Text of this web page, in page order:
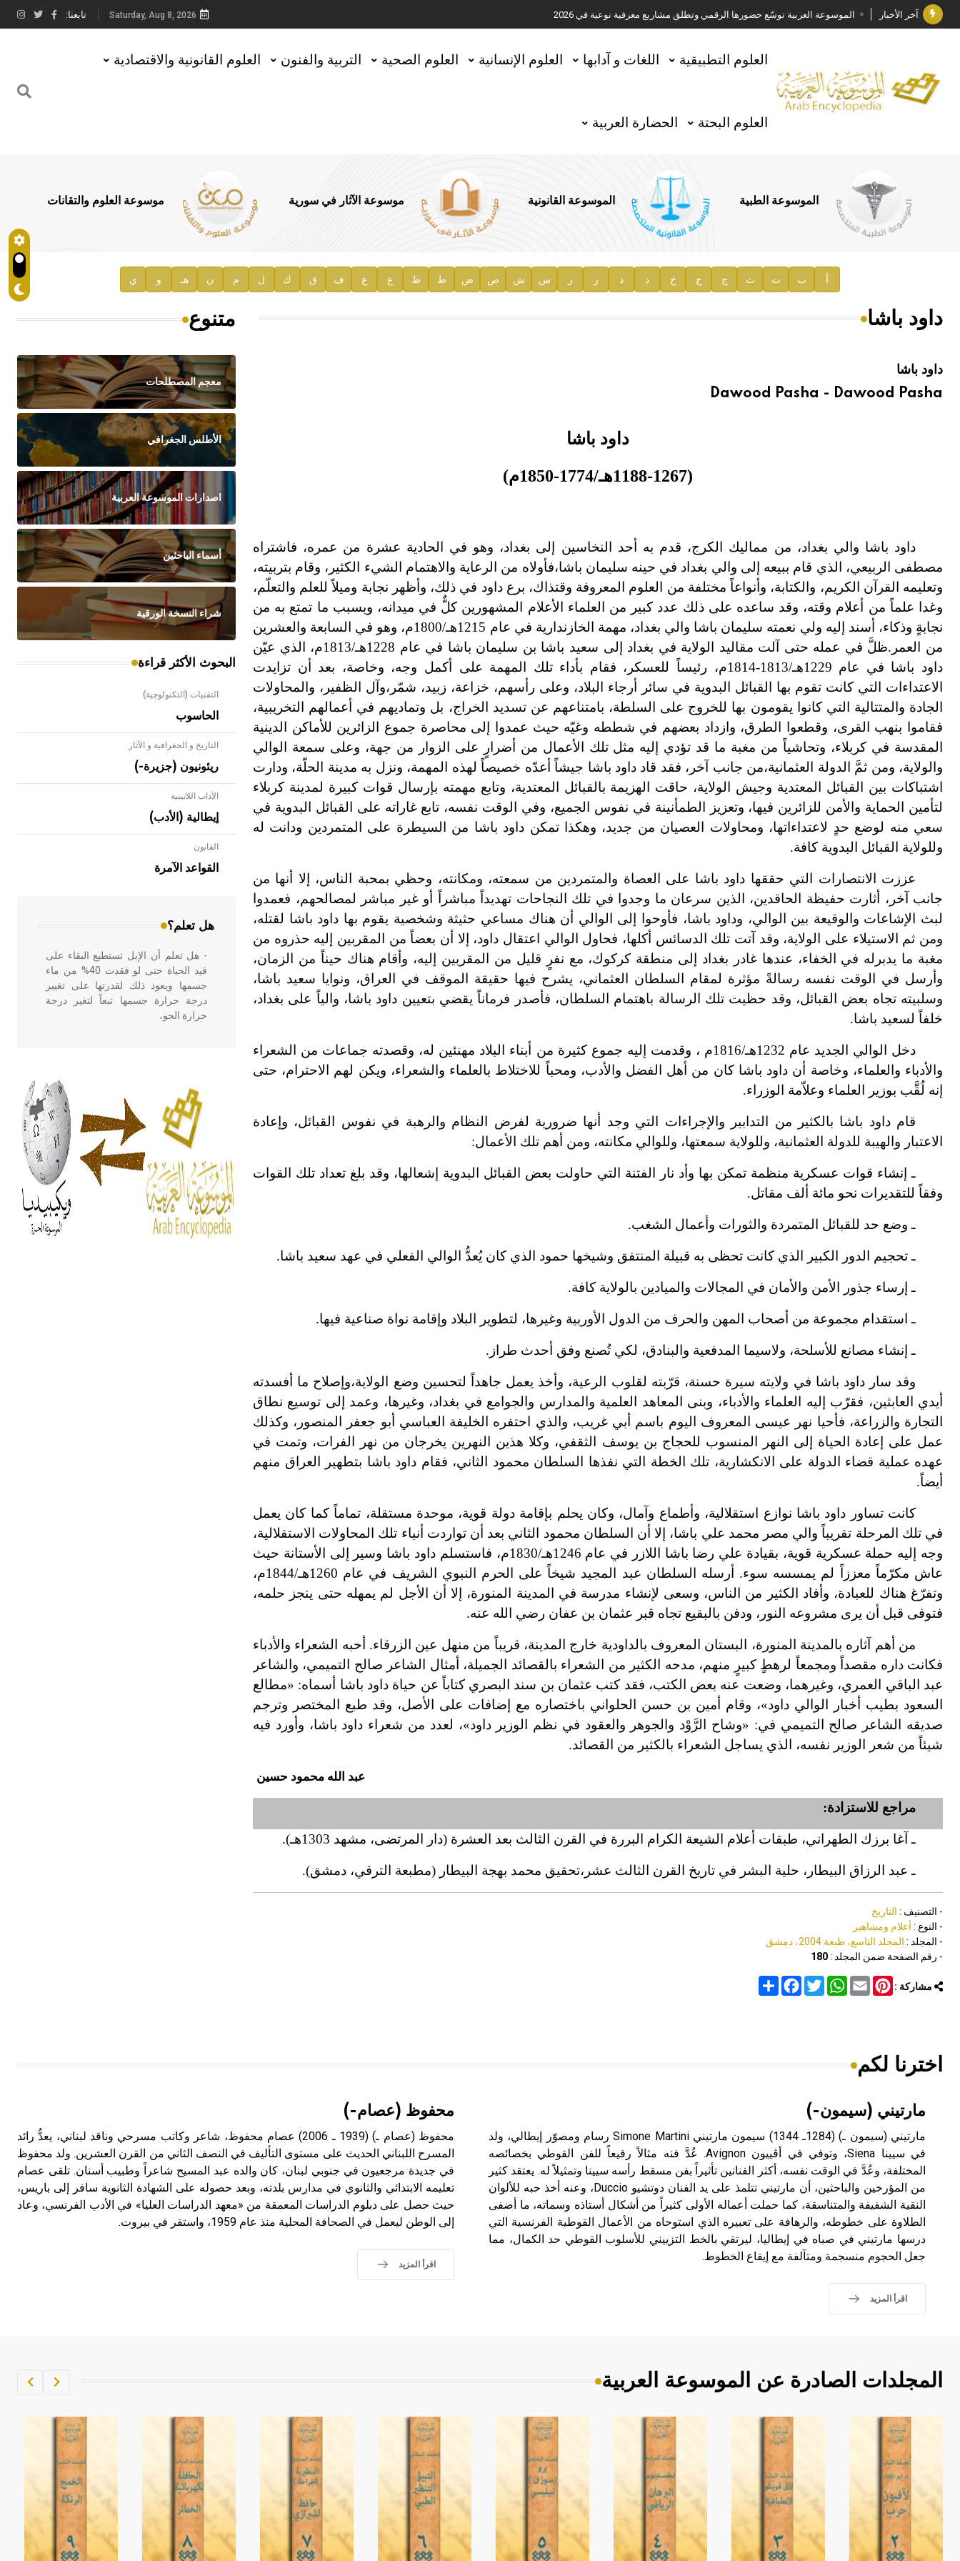
آخر الأخبار الموسوعة العربية توسّع حضورها الرقمي وتطلق مشاريع معرفية نوعية في 2026
جائزة مجمع الملك سلمان العالمي للغة العربية 2025
الأستاذ إياد خالد الطباع مدير عام لهيئة الموسوعة العربية
السيد محمد ياسين صالح وزيرا للثقافة
توصيات مجلس الإدارة
صدور المجلد السابع من موسوعة الآثار في سورية
إعلان..
Saturday, Aug 8, 2026 تابعنا:
العلوم التطبيقية اللغات و آدابها العلوم الإنسانية العلوم الصحية التربية والفنون العلوم القانونية والاقتصادية
العلوم البحتة الحضارة العربية
الموسوعة الطبية الموسوعة القانونية موسوعة الآثار في سورية موسوعة العلوم والتقانات
أ ب ت ث ج ح خ د ذ ر ز س ش ص ض ط ظ ع غ ف ق ك ل م ن هـ و ي
داود باشا
داود باشا
Dawood Pasha - Dawood Pasha
داود باشا
(1188
-1267هـ/1774 -1850م)
داود باشا والي بغداد، من مماليك الكرج، قدم به أحد النخاسين إلى بغداد، وهو في الحادية عشرة من عمره، فاشتراه
مصطفى الربيعي، الذي قام ببيعه إلى والي بغداد في حينه سليمان باشا،فأولاه من الرعاية والاهتمام الشيء الكثير، وقام بتربيته،
وتعليمه القرآن الكريم، والكتابة، وأنواعاً مختلفة من العلوم المعروفة وقتذاك، برع داود في ذلك، وأظهر نجابة وميلاً للعلم والتعلّم،
وغدا علماً من أعلام وقته، وقد ساعده على ذلك عدد كبير من العلماء الأعلام المشهورين كلٌّ في ميدانه، وبسبب ما تمتع به من
نجابةٍ وذكاء، أسند إليه ولي نعمته سليمان باشا والي بغداد، مهمة الخازندارية في عام 1215هـ/1800م، وهو في السابعة والعشرين
من العمر.
ظلَّ في عمله حتى آلت مقاليد الولاية في بغداد إلى سعيد باشا بن سليمان باشا في عام 1228هـ/1813م، الذي عيّن
داود باشا في عام 1229هـ/1813
-
1814م، رئيساً للعسكر، فقام بأداء تلك المهمة على أكمل وجه، وخاصة، بعد أن تزايدت
الاعتداءات التي كانت تقوم بها القبائل البدوية في سائر أرجاء البلاد، وعلى رأسهم، خزاعة، زبيد، شمّر،وآل الظفير، والمحاولات
الجادة والمتتالية التي كانوا يقومون بها للخروج على السلطة، بامتناعهم عن تسديد الخراج، بل وتماديهم في أعمالهم التخريبية،
فقاموا بنهب القرى، وقطعوا الطرق، وازداد بعضهم في شططه وغيّه حيث عمدوا إلى محاصرة جموع الزائرين للأماكن الدينية
المقدسة في كربلاء، وتحاشياً من مغبة ما قد تؤدي إليه مثل تلك الأعمال من أضرارٍ على الزوار من جهة، وعلى سمعة الوالي
والولاية، ومن ثمَّ الدولة العثمانية،من جانب آخر، فقد قاد داود باشا جيشاً أعدّه خصيصاً لهذه المهمة، ونزل به مدينة الحلّة، ودارت
اشتباكات بين القبائل المعتدية وجيش الولاية، حاقت الهزيمة بالقبائل المعتدية، وتابع مهمته بإرسال قوات كبيرة لمدينة كربلاء
لتأمين الحماية والأمن للزائرين فيها، وتعزيز الطمأنينة في نفوس الجميع، وفي الوقت نفسه، تابع غاراته على القبائل البدوية في
سعي منه لوضع حدٍ لاعتداءاتها، ومحاولات العصيان من جديد، وهكذا تمكن داود باشا من السيطرة على المتمردين ودانت له
وللولاية القبائل البدوية كافة.
عززت الانتصارات التي حققها داود باشا على العصاة والمتمردين من سمعته، ومكانته، وحظي بمحبة الناس، إلا أنها من
جانب آخر، أثارت حفيظة الحاقدين، الذين سرعان ما وجدوا في تلك النجاحات تهديداً مباشراً أو غير مباشر لمصالحهم، فعمدوا
لبث الإشاعات والوقيعة بين الوالي، وداود باشا، فأوحوا إلى الوالي أن هناك مساعي حثيثة وشخصية يقوم بها داود باشا لقتله،
ومن ثم الاستيلاء على الولاية، وقد آتت تلك الدسائس أكلها، فحاول الوالي اعتقال داود، إلا أن بعضاً من المقربين إليه حذروه من
مغبة ما يدبر له في الخفاء، عندها غادر بغداد إلى منطقة كركوك، مع نفرٍِ قليل من المقربين إليه، وأقام هناك حيناً من الزمان،
وأرسل في الوقت نفسه رسالةً مؤثرة لمقام السلطان العثماني، يشرح فيها حقيقة الموقف في العراق، ونوايا سعيد باشا،
وسلبيته تجاه بعض القبائل، وقد حظيت تلك الرسالة باهتمام السلطان، فأصدر فرماناً يقضي بتعيين داود باشا، والياً على بغداد،
خلفاً لسعيد باشا.
دخل الوالي الجديد عام 1232هـ/1816م ، وقدمت إليه جموع كثيرة من أبناء البلاد مهنئين له، وقصدته جماعات من الشعراء
والأدباء والعلماء، وخاصة أن داود باشا كان من أهل الفضل والأدب، ومحباً للاختلاط بالعلماء والشعراء، ويكن لهم الاحترام، حتى
إنه لُقَّب بوزير العلماء وعلاّمة الوزراء.
قام داود باشا بالكثير من التدابير والإجراءات التي وجد أنها ضرورية لفرض النظام والرهبة في نفوس القبائل، وإعادة
الاعتبار والهيبة للدولة العثمانية، وللولاية سمعتها، وللوالي مكانته، ومن أهم تلك الأعمال:
ـ إنشاء قوات عسكرية منظمة تمكن بها وأد نار الفتنة التي حاولت بعض القبائل البدوية إشعالها، وقد بلغ تعداد تلك القوات
وفقاً للتقديرات نحو مائة ألف مقاتل.
ـ وضع حد للقبائل المتمردة والثورات وأعمال الشغب.
ـ تحجيم الدور الكبير الذي كانت تحظى به قبيلة المنتفق وشيخها حمود الذي كان يُعدُّ الوالي الفعلي في عهد سعيد باشا.
ـ إرساء جذور الأمن والأمان في المجالات والميادين بالولاية كافة.
ـ استقدام مجموعة من أصحاب المهن والحرف من الدول الأوربية وغيرها، لتطوير البلاد وإقامة نواة صناعية فيها.
ـ إنشاء مصانع للأسلحة، ولاسيما المدفعية والبنادق، لكي تُصنع وفق أحدث طراز.
وقد سار داود باشا في ولايته سيرة حسنة، قرّبته لقلوب الرعية، وأخذ يعمل جاهداً لتحسين وضع الولاية،وإصلاح ما أفسدته
أيدي العابثين، فقرّب إليه العلماء والأدباء، وبنى المعاهد العلمية والمدارس والجوامع في بغداد، وغيرها، وعمد إلى توسيع نطاق
التجارة والزراعة، فأحيا نهر عيسى المعروف اليوم باسم أبي غريب، والذي احتفره الخليفة العباسي أبو جعفر المنصور، وكذلك
عمل على إعادة الحياة إلى النهر المنسوب للحجاج بن يوسف الثقفي، وكلا هذين النهرين يخرجان من نهر الفرات، وتمت في
عهده عملية قضاء الدولة على الانكشارية، تلك الخطة التي نفذها السلطان محمود الثاني، فقام داود باشا بتطهير العراق منهم
أيضاً.
كانت تساور داود باشا نوازع استقلالية، وأطماع وآمال، وكان يحلم بإقامة دولة قوية، موحدة مستقلة، تماماً كما كان يعمل
في تلك المرحلة تقريباً والي مصر محمد علي باشا، إلا أن السلطان محمود الثاني بعد أن تواردت أنباء تلك المحاولات الاستقلالية،
وجه إليه حملة عسكرية قوية، بقيادة علي رضا باشا اللازر في عام 1246هـ/1830م، فاستسلم داود باشا وسير إلى الأستانة حيث
عاش مكرّماً معززاً لم يمسسه سوء. أرسله السلطان عبد المجيد شيخاً على الحرم النبوي الشريف في عام 1260هـ/1844م،
وتفرّغ هناك للعبادة، وأفاد الكثير من الناس، وسعى لإنشاء مدرسة في المدينة المنورة، إلا أن الأجل لم يمهله حتى ينجز حلمه،
فتوفى قبل أن يرى مشروعه النور، ودفن بالبقيع تجاه قبر عثمان بن عفان رضي الله عنه.
من أهم آثاره بالمدينة المنورة، البستان المعروف بالداودية خارج المدينة، قريباً من منهل عين الزرقاء. أحبه الشعراء والأدباء
فكانت داره مقصداً ومجمعاً لرهطٍ كبيرٍِ منهم، مدحه الكثير من الشعراء بالقصائد الجميلة، أمثال الشاعر صالح التميمي، والشاعر
عبد الباقي العمري، وغيرهما، وضعت عنه بعض الكتب، فقد كتب عثمان بن سند البصري كتاباً عن حياة داود باشا أسماه: «مطالع
السعود بطيب أخبار الوالي داود»، وقام أمين بن حسن الحلواني باختصاره مع إضافات على الأصل، وقد طبع المختصر وترجم
صديقه الشاعر صالح التميمي في: «وشاح الرَّوْد والجوهر والعقود في نظم الوزير داود»، لعدد من شعراء داود باشا، وأورد فيه
شيئاً من شعر الوزير نفسه، الذي يساجل الشعراء بالكثير من القصائد.
عبد الله محمود حسين
مراجع للاستزادة:
ـ آغا برزك الطهراني، طبقات أعلام الشيعة الكرام البررة في القرن الثالث بعد العشرة (دار المرتضى، مشهد 1303هـ).
ـ عبد الرزاق البيطار، حلية البشر في تاريخ القرن الثالث عشر،تحقيق محمد بهجة البيطار (مطبعة الترقي، دمشق).
- التصنيف : التاريخ
- النوع : أعلام ومشاهير
- المجلد : المجلد التاسع، طبعة 2004، دمشق
- رقم الصفحة ضمن المجلد :180
مشاركة : Share
FacebookTwitter
WhatsAppEmail
Pinterest
متنوع
معجم المصطلحات
الأطلس الجغرافي
اصدارات الموسوعة العربية
أسماء الباحثين
شراء النسخة الورقية
البحوث الأكثر قراءة
التقنيات (التكنولوجية)
الحاسوب
التاريخ و الجغرافية و الآثار
ريئونيون (جزيرة-)
الآداب اللاتينية
إيطالية (الأدب)
القانون
القواعد الآمرة
هل تعلم؟
- هل تعلم أن الأبلق نوع من الفنون
الهندسية التي ارتبطت بالعمارة الإسلامية
في بلاد الشام ومصر خاصة، حيث يحرص
- هل تعلم أن الإبل تستطيع البقاء على
قيد الحياة حتى لو فقدت 40% من ماء
جسمها ويعود ذلك لقدرتها على تغيير
درجة حرارة جسمها تبعاً لتغير درجة
حرارة الجو،
أربعة مؤلفات هي: الحكم، الأدلة، تنظيم
التغذية، ورسالته في جروح الرأس.
ويعود له الفضل بأنه حرر الطب من
الدين والفلسفة.
- هل تعلم أن المرجان إفراز حيواني
يتكون في البحر ويتركب من مادة
كربونات الكلسيوم، وهو أحمر أو شديد
الحمرة وهو أجود أنواعه، ويمتاز بكبر
الحجم ويسمى الش
اخترنا لكم
مارتيني (سيمون-)
مارتيني (سيمون ـ) (1284ـ 1344) سيمون مارتيني Simone Martini رسام ومصوّر إيطالي، ولد
في سيينا Siena، وتوفي في أڤييون Avignon. عُدَّ فنه مثالاً رفيعاً للفن القوطي بخصائصه
المختلفة، وعُدَّ في الوقت نفسه، أكثر الفنانين تأثيراً بفن مسقط رأسه سيينا وتمثيلاً له. يعتقد كثير
من المؤرخين والباحثين، أن مارتيني تتلمذ على يد الفنان دوتشيو Duccio، وعنه أخذ حبه للألوان
النقية الشفيفة والمتناسقة، كما حملت أعماله الأولى كثيراً من أشكال أستاذه وسماته، ما أضفى
الطلاوة على خطوطه، والرهافة على تعبيره الذي استوحاه من الأعمال القوطية الفرنسية التي
درسها مارتيني في صباه في إيطاليا، ليرتقي بالخط التزييني للأسلوب القوطي حد الكمال، مما
جعل الحجوم منسجمة ومتآلفة مع إيقاع الخطوط.
اقرأ المزيد
محفوظ (عصام-)
محفوظ (عصام ـ) (1939 ـ 2006) عصام محفوظ، شاعر وكاتب مسرحي وناقد لبناني، يعدُّ رائد
المسرح اللبناني الحديث على مستوى التأليف في النصف الثاني من القرن العشرين. ولد محفوظ
في جديدة مرجعيون في جنوبي لبنان، كان والده عبد المسيح شاعراً وطبيب أسنان. تلقى عصام
تعليمه الابتدائي والثانوي في مدارس بلدته، وبعد حصوله على الشهادة الثانوية سافر إلى باريس،
حيث حصل على دبلوم الدراسات المعمقة من «معهد الدراسات العليا» في الأدب الفرنسي، وعاد
إلى الوطن ليعمل في الصحافة المحلية منذ عام 1959، واستقر في بيروت.
اقرأ المزيد
المجلدات الصادرة عن الموسوعة العربية